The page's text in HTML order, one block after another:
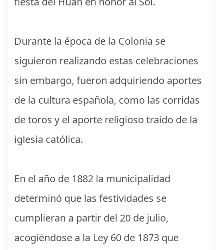
Durante la época de la Colonia se
siguieron realizando estas celebraciones
sin embargo, fueron adquiriendo aportes
de la cultura española, como las corridas
de toros y el aporte religioso traído de la
iglesia católica.
En el año de 1882 la municipalidad
determinó que las festividades se
cumplieran a partir del 20 de julio,
acogiéndose a la Ley 60 de 1873 que